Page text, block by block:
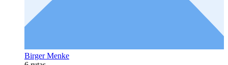
Birger Menke